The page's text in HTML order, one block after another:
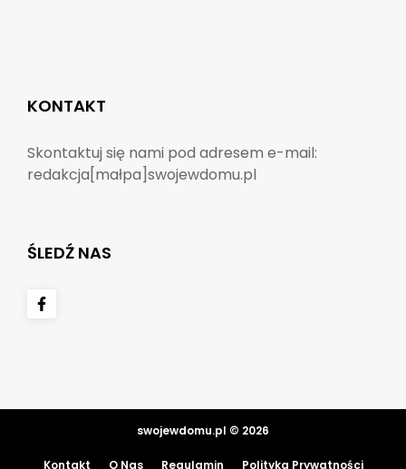
KONTAKT
Skontaktuj się nami pod adresem e-mail:
redakcja[małpa]swojewdomu.pl
ŚLEDŹ NAS
swojewdomu.pl © 2026
Kontakt O Nas Regulamin Polityka Prywatności